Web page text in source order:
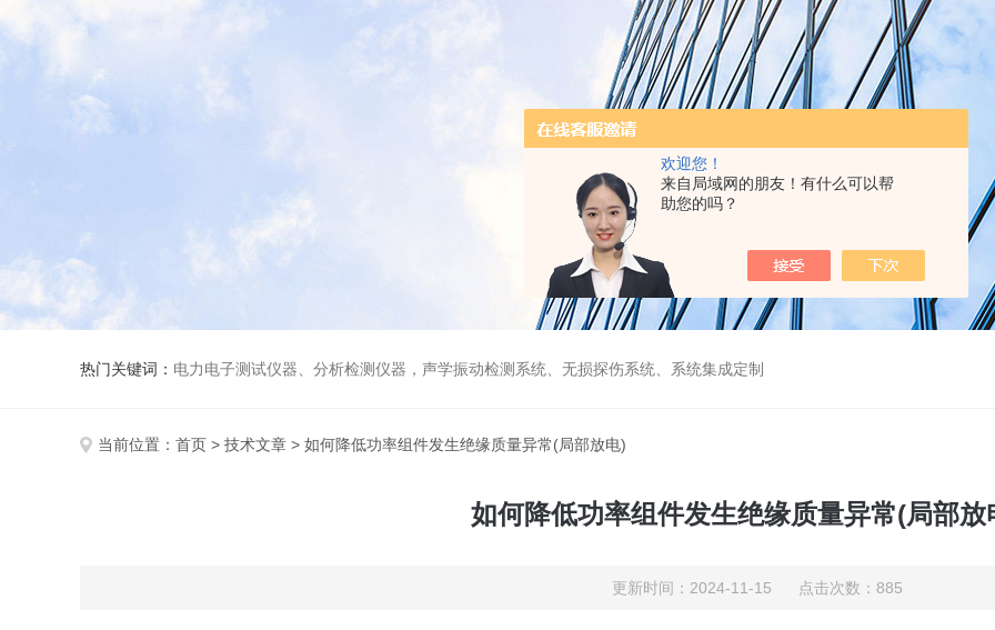
欢迎您！
来自局域网的朋友！有什么可以帮
助您的吗？
热门关键词： 电力电子测试仪器、分析检测仪器，声学振动检测系统、无损探伤系统、系统集成定制
当前位置： 首页 > 技术文章 > 如何降低功率组件发生绝缘质量异常(局部放电)
如何降低功率组件发生绝缘质量异常(局部放
更新时间：2024-11-15 点击次数：885